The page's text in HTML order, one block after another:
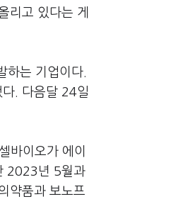
리고 있다는 게
하는 기업이다.
. 다음달 24일
바이오가 에이
2023년 5월과
약품과 보노프